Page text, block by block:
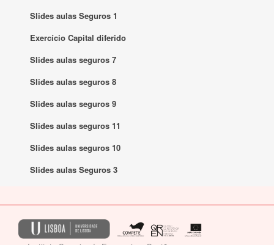
Slides aulas Seguros 1
Exercício Capital diferido
Slides aulas seguros 7
Slides aulas seguros 8
Slides aulas seguros 9
Slides aulas seguros 11
Slides aulas seguros 10
Slides aulas Seguros 3